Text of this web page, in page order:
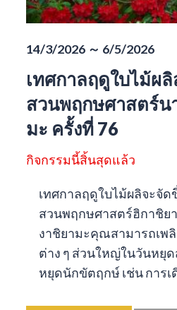
14/3/2026 ～ 6/5/2026
เทศกาลฤดูใบไม้ผ
สวนพฤกษศาสตร์น
มะ ครั้งที่ 76
กิจกรรมนี้สิ้นสุดแล้ว
เทศกาลฤดูใบไม้ผลิจะจั
สวนพฤกษศาสตร์ฮิกาชิย
งาชิยามะคุณสามารถเพ
ต่าง ๆ ส่วนใหญ่ในวันหยุ
หยุดนักขัตฤกษ์ เช่น การเ